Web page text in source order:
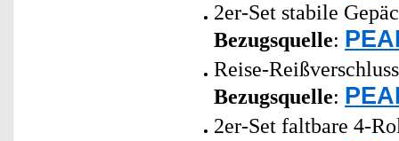
2er-Set stabile
Bezugsquelle:
Reise-
Bezugsquelle:
2er-Set faltbare 4-